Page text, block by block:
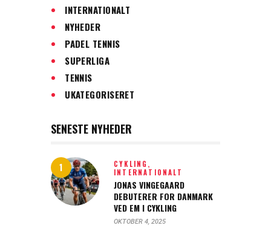
INTERNATIONALT
NYHEDER
PADEL TENNIS
SUPERLIGA
TENNIS
UKATEGORISERET
SENESTE NYHEDER
CYKLING,
INTERNATIONALT
JONAS VINGEGAARD
DEBUTERER FOR DANMARK
VED EM I CYKLING
OKTOBER 4, 2025